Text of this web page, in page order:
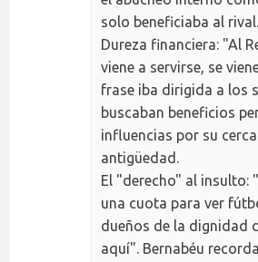
solo beneficiaba al rival.
Dureza financiera: "Al
viene a servirse, se
frase iba dirigida a los
buscaban beneficios
influencias por su
antigüedad.
El "derecho" al insulto:
una cuota para ver
dueños de la dignidad
aquí". Bernabéu